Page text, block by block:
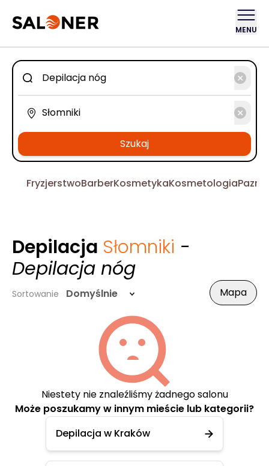
MENU
Szukaj
FryzjerstwoBarberKosmetykaKosmetologia
Depilacja Słomniki -
Depilacja nóg
Sortowanie Domyślnie Mapa
Niestety nie znaleźliśmy żadnego salonu
Może poszukamy w innym mieście lub kategorii?
Depilacja w Kraków